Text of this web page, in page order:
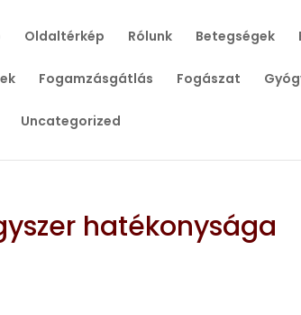
Oldaltérkép Rólunk Betegségek
Fogamzásgátlás Fogászat
Uncategorized
hatékonysága